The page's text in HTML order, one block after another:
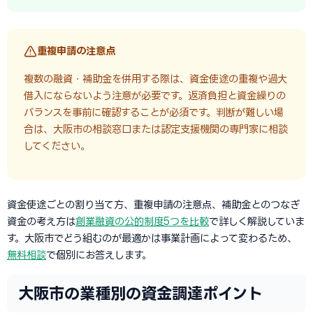
重複申請の注意点
複数の融資・補助金を併用する際は、資金使途の重複や過大
借入にならないよう注意が必要です。返済負担と資金繰りの
バランスを事前に確認することが必須です。判断が難しい場
合は、大阪市の相談窓口または認定支援機関の専門家に相談
してください。
資金使途ごとの割り当て方、重複申請の注意点、補助金とのつなぎ
資金の考え方は創業融資の公的制度5つを比較で詳しく解説していま
す。大阪市でどう組むのが最適かは事業計画によって変わるため、
無料相談で個別にお答えします。
大阪市の業種別の資金調達ポイント